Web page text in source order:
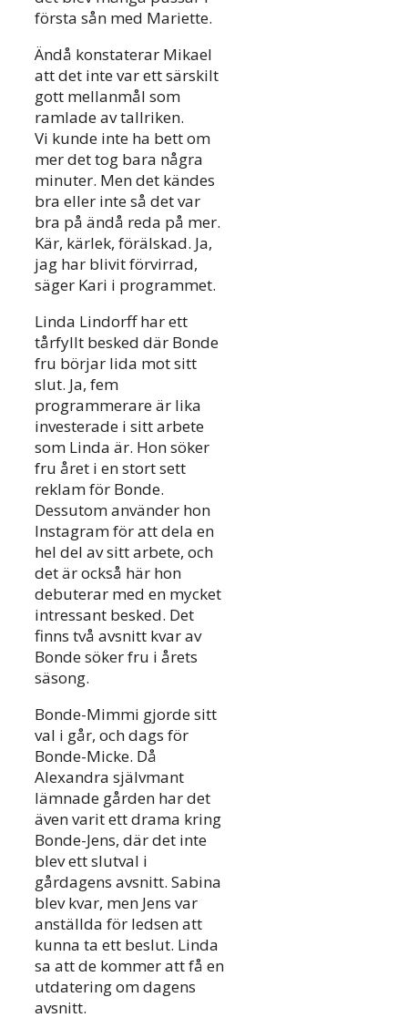
första sån med Mariette.
Ändå konstaterar Mikael
att det inte var ett särskilt
gott mellanmål som
ramlade av tallriken.
Vi kunde inte ha bett om
mer det tog bara några
minuter. Men det kändes
bra eller inte så det var
bra på ändå reda på mer.
Kär, kärlek, förälskad. Ja,
jag har blivit förvirrad,
säger Kari i programmet.
Linda Lindorff har ett
tårfyllt besked där Bonde
fru börjar lida mot sitt
slut. Ja, fem
programmerare är lika
investerade i sitt arbete
som Linda är. Hon söker
fru året i en stort sett
reklam för Bonde.
Dessutom använder hon
Instagram för att dela en
hel del av sitt arbete, och
det är också här hon
debuterar med en mycket
intressant besked. Det
finns två avsnitt kvar av
Bonde söker fru i årets
säsong.
Bonde-Mimmi gjorde sitt
val i går, och dags för
Bonde-Micke. Då
Alexandra självmant
lämnade gården har det
även varit ett drama kring
Bonde-Jens, där det inte
blev ett slutval i
gårdagens avsnitt. Sabina
blev kvar, men Jens var
anställda för ledsen att
kunna ta ett beslut. Linda
sa att de kommer att få en
utdatering om dagens
avsnitt.